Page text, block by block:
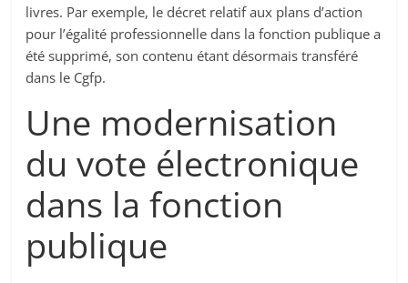
livres. Par exemple, le décret relatif aux plans d’action
pour l’égalité professionnelle dans la fonction publique a
été supprimé, son contenu étant désormais transféré
dans le Cgfp.
Une modernisation
du vote électronique
dans la fonction
publique